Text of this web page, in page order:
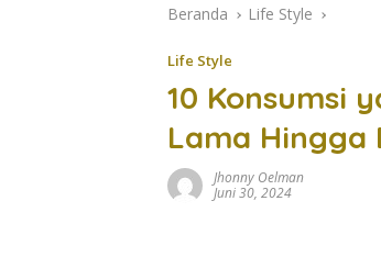
Beranda Life Style
Life Style
10 Konsumsi
Lama Hingga
Jhonny Oelman
Juni 30, 2024